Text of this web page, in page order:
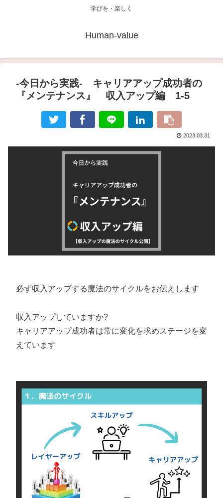
学びを・楽しく
Human-value
-今日から実践- キャリアアップ成功者の
『メンテナンス』 収入アップ編 1-5
2023.03.31
必ず収入アップする魔法のサイクルをお伝えします
収入アップしていますか?
キャリアアップ成功者は常に変化を求めステージを変
えています